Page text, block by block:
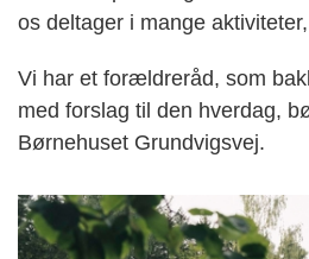
os deltager i mange
Vi har et forældreråd, som
med forslag til den hverdag,
Børnehuset Grundvigsvej.